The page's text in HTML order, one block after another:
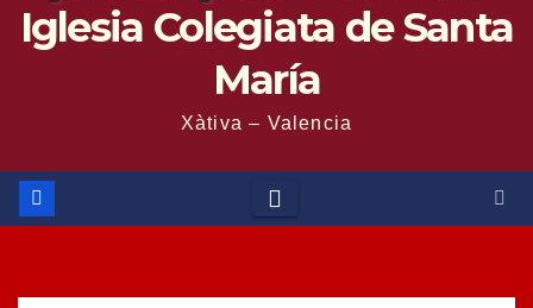
Iglesia Colegiata de Santa
María
Xàtiva – Valencia